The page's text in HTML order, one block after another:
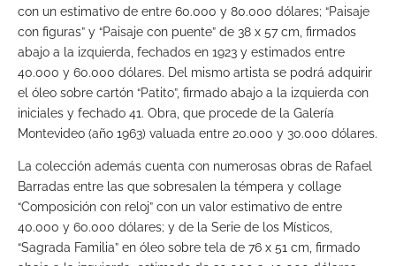
con un estimativo de entre 60.000 y 80.000 dólares; “Paisaje
con figuras” y “Paisaje con puente” de 38 x 57 cm, firmados
abajo a la izquierda, fechados en 1923 y estimados entre
40.000 y 60.000 dólares. Del mismo artista se podrá adquirir
el óleo sobre cartón “Patito”, firmado abajo a la izquierda con
iniciales y fechado 41. Obra, que procede de la Galería
Montevideo (año 1963) valuada entre 20.000 y 30.000 dólares.
La colección además cuenta con numerosas obras de Rafael
Barradas entre las que sobresalen la témpera y collage
“Composición con reloj” con un valor estimativo de entre
40.000 y 60.000 dólares; y de la Serie de los Místicos,
“Sagrada Familia” en óleo sobre tela de 76 x 51 cm, firmado